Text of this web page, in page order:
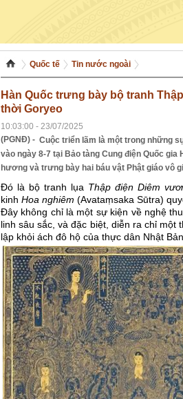
Quốc tế Tin nước ngoài
Hàn Quốc trưng bày bộ tranh
thời Goryeo
10:03:00 - 23/07/2025
(PGNĐ) - Cuộc triển lãm là một trong những
vào ngày 8-7 tại Bảo tàng Cung điện Quốc
hương và trưng bày hai báu vật Phật giáo vô
Đó là bộ tranh lụa Thập điện Diêm
kinh Hoa nghiêm (Avataṃsaka Sūtra)
Đây không chỉ là một sự kiện về nghệ
linh sâu sắc, và đặc biệt, diễn ra chỉ
lập khỏi ách đô hộ của thực dân Nhật